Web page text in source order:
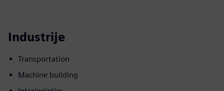
Industrije
Transportation
Machine building